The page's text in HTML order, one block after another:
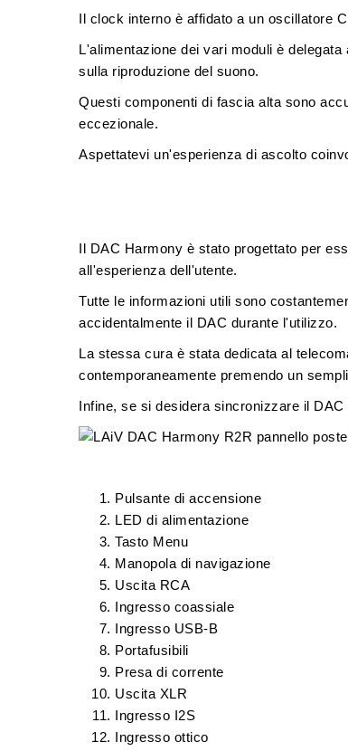
Il clock interno è affidato a un oscillatore
L'alimentazione dei vari moduli è delegata
sulla riproduzione del suono.
Questi componenti di fascia alta sono
eccezionale.
Aspettatevi un'esperienza di ascolto
Il DAC Harmony è stato progettato per
all'esperienza dell'utente.
Tutte le informazioni utili sono
accidentalmente il DAC durante l'utilizzo.
La stessa cura è stata dedicata al
contemporaneamente premendo un
Infine, se si desidera sincronizzare il
Pulsante di accensione
LED di alimentazione
Tasto Menu
Manopola di navigazione
Uscita RCA
Ingresso coassiale
Ingresso USB-B
Portafusibili
Presa di corrente
Uscita XLR
Ingresso I2S
Ingresso ottico